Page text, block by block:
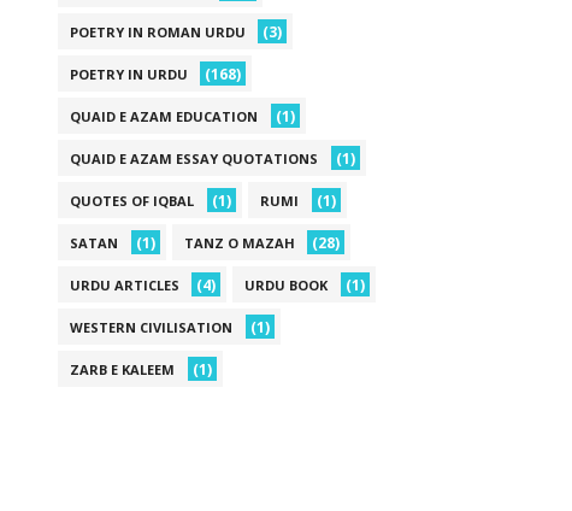
POETRY IN ROMAN URDU (3)
POETRY IN URDU (168)
QUAID E AZAM EDUCATION (1)
QUAID E AZAM ESSAY QUOTATIONS (1)
QUOTES OF IQBAL (1) RUMI (1)
SATAN (1) TANZ O MAZAH (28)
URDU ARTICLES (4) URDU BOOK (1)
WESTERN CIVILISATION (1)
ZARB E KALEEM (1)